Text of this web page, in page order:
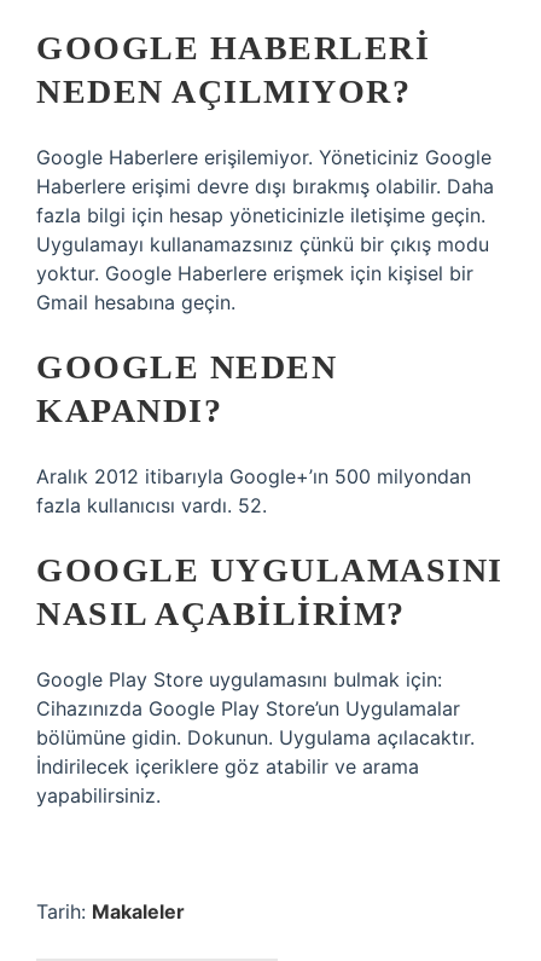
GOOGLE HABERLERI
NEDEN AÇILMIYOR?
Google Haberlere erişilemiyor. Yöneticiniz Google
Haberlere erişimi devre dışı bırakmış olabilir. Daha
fazla bilgi için hesap yöneticinizle iletişime geçin.
Uygulamayı kullanamazsınız çünkü bir çıkış modu
yoktur. Google Haberlere erişmek için kişisel bir
Gmail hesabına geçin.
GOOGLE NEDEN
KAPANDI?
Aralık 2012 itibarıyla Google+’ın 500 milyondan
fazla kullanıcısı vardı. 52.
GOOGLE UYGULAMASINI
NASIL AÇABILIRIM?
Google Play Store uygulamasını bulmak için:
Cihazınızda Google Play Store’un Uygulamalar
bölümüne gidin. Dokunun. Uygulama açılacaktır.
İndirilecek içeriklere göz atabilir ve arama
yapabilirsiniz.
Tarih: Makaleler